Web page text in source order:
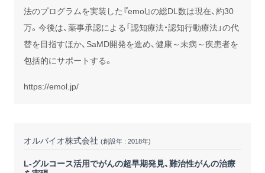
法のプログラムを実装した『emol』の総DL数は現在、約30
万。今後は、薬事承認による「認知療法・認知行動療法」の代
替を目指すほか、SaMD開発を進め、健康～未病～疾患者を
包括的にサポートする。
https://emol.jp/
オルバイオ株式会社 (創設年 : 2018年)
L-グルコース活用でがんの超早期発見、難治性がんの治療